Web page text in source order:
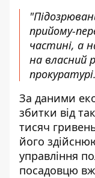
прийому-
частині, а
на власний
прокуратурі.
За даними
збитки від
тисяч
його
управління
посадовцю